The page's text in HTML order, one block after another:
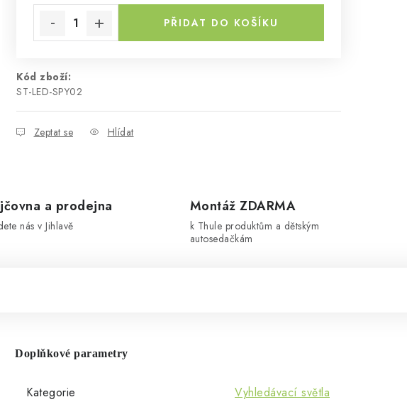
PŘIDAT DO KOŠÍKU
Kód zboží:
ST-LED-SPY02
Zeptat se Hlídat
a prodejna
nás v Jihlavě
Montáž ZDARMA
k Thule produktům a dětským
autosedačkám
Doplňkové parametry
Kategorie Vyhledávací světla